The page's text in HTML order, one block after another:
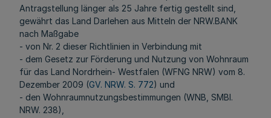
Antragstellung länger als 25 Jahre fertig gestellt sind,
gewährt das Land Darlehen aus Mitteln der NRW.BANK
nach Maßgabe
- von Nr. 2 dieser Richtlinien in Verbindung mit
- dem Gesetz zur Förderung und Nutzung von Wohnraum
für das Land Nordrhein- Westfalen (WFNG NRW) vom 8.
Dezember 2009 (GV. NRW. S. 772) und
- den Wohnraumnutzungsbestimmungen (WNB, SMBI.
NRW. 238),